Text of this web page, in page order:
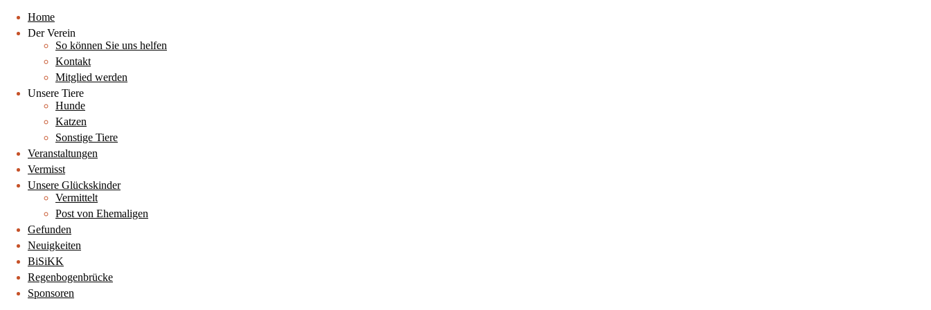
Home
Der Verein
So können Sie uns helfen
Kontakt
Mitglied werden
Unsere Tiere
Hunde
Katzen
Sonstige Tiere
Veranstaltungen
Vermisst
Unsere Glückskinder
Vermittelt
Post von Ehemaligen
Gefunden
Neuigkeiten
BiSiKK
Regenbogenbrücke
Sponsoren